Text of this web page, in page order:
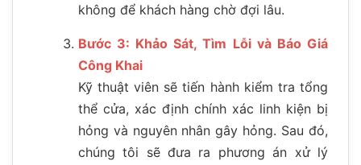
không để khách hàng chờ đợi lâu.
Bước 3: Khảo Sát, Tìm Lỗi và Báo Giá
Công Khai
Kỹ thuật viên sẽ tiến hành kiểm tra tổng
thể cửa, xác định chính xác linh kiện bị
hỏng và nguyên nhân gây hỏng. Sau đó,
chúng tôi sẽ đưa ra phương án xử lý